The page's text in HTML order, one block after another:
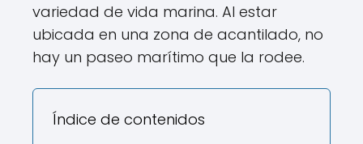
variedad de vida marina. Al estar
ubicada en una zona de acantilado, no
hay un paseo marítimo que la rodee.
Índice de contenidos